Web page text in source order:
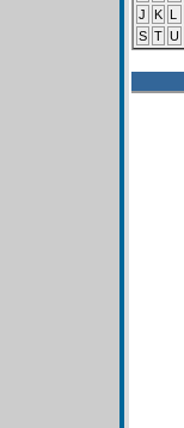
J
K L
S T U